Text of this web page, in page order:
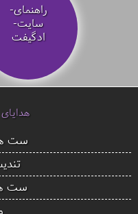
راهنمای-
سایت-
ادگیفت
ست
ست